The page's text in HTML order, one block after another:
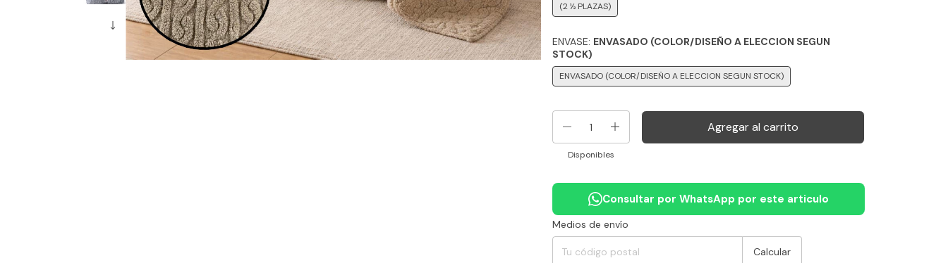
(2 ½ PLAZAS)
ENVASE: ENVASADO (COLOR/DISEÑO A ELECCION SEGUN
STOCK)
ENVASADO (COLOR/DISEÑO A ELECCION SEGUN STOCK)
Disponibles
Consultar por WhatsApp por este articulo
Entregas para el CP:
Medios de envío
Calcular